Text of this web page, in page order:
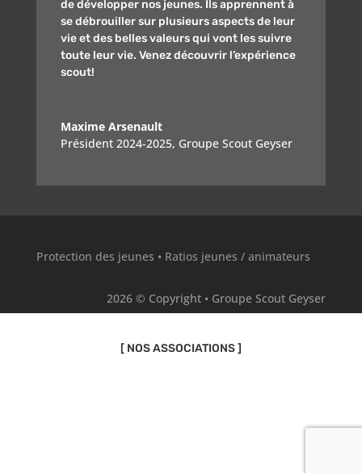
de développer nos jeunes. Ils apprennent à
se débrouiller sur plusieurs aspects de leur
vie et des belles valeurs qui vont les suivre
toute leur vie. Venez découvrir l’expérience
scout!
Maxime Arsenault
Président 2024-2025, Groupe Scout Geyser
Protection des jeunes • Ratios jeunes / animateurs
2026 © Copyright • Groupe Scout Geyser
[ NOS ASSOCIATIONS ]